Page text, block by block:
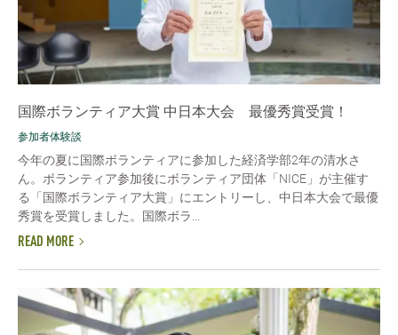
国際ボランティア大賞 中日本大会 最優秀賞受賞！
参加者体験談
今年の夏に国際ボランティアに参加した経済学部2年の清水さ
ん。ボランティア参加後にボランティア団体「NICE」が主催す
る「国際ボランティア大賞」にエントリーし、中日本大会で最優
秀賞を受賞しました。国際ボラ...
READ MORE